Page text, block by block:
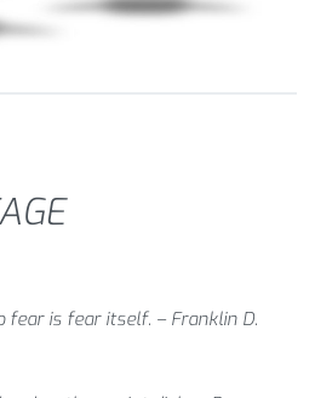
fear is fear itself. – Franklin D.